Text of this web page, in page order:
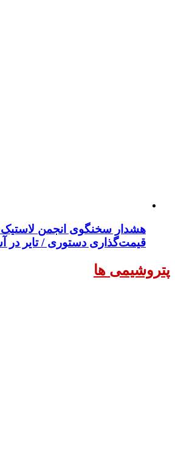
هشدار سخنگوی انجمن لاستیک
قیمت‌گذاری دستوری / تایر در
پتروشيمى ها